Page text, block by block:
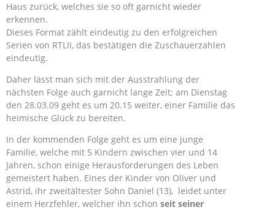
Haus zurück, welches sie so oft garnicht wieder
erkennen.
Dieses Format zählt eindeutig zu den erfolgreichen
Serien von RTLII, das bestätigen die Zuschauerzahlen
eindeutig.
Daher lässt man sich mit der Ausstrahlung der
nächsten Folge auch garnicht lange Zeit; am Dienstag
den 28.03.09 geht es um 20.15 weiter, einer Familie das
heimische Glück zu bereiten.
In der kommenden Folge geht es um eine junge
Familie, welche mit 5 Kindern zwischen vier und 14
Jahren, schon einige Herausforderungen des Leben
gemeistert haben. Eines der Kinder von Oliver und
Astrid, ihr zweitältester Sohn Daniel (13), leidet unter
einem Herzfehler, welcher ihn schon seit seiner